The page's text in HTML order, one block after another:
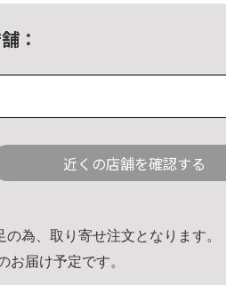
：
近くの店舗を確認する
の為、取り寄せ注文となります。
お届け予定です。